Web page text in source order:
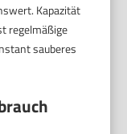
Kapazität
regelmäßige
sauberes